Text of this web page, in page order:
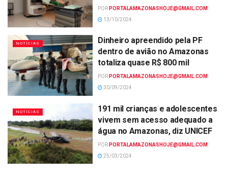
POR PORTALAMAZONASHOJE@GMAIL.COM
13/10/2024
NOTÍCIAS
Dinheiro apreendido pela PF
dentro de avião no Amazonas
totaliza quase R$ 800 mil
POR PORTALAMAZONASHOJE@GMAIL.COM
30/09/2024
NOTÍCIAS
191 mil crianças e adolescentes
vivem sem acesso adequado a
água no Amazonas, diz UNICEF
POR PORTALAMAZONASHOJE@GMAIL.COM
25/03/2024